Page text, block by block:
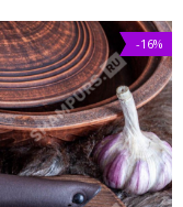
-16%